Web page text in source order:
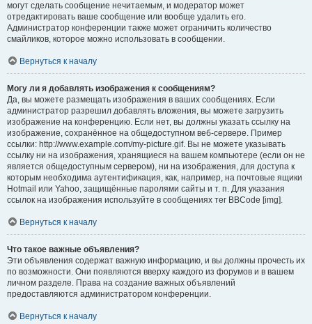
могут сделать сообщение нечитаемым, и модератор может
отредактировать ваше сообщение или вообще удалить его.
Администратор конференции также может ограничить количество
смайликов, которое можно использовать в сообщении.
Вернуться к началу
Могу ли я добавлять изображения к сообщениям?
Да, вы можете размещать изображения в ваших сообщениях. Если
администратор разрешил добавлять вложения, вы можете загрузить
изображение на конференцию. Если нет, вы должны указать ссылку на
изображение, сохранённое на общедоступном веб-сервере. Пример
ссылки: http://www.example.com/my-picture.gif. Вы не можете указывать
ссылку ни на изображения, хранящиеся на вашем компьютере (если он не
является общедоступным сервером), ни на изображения, для доступа к
которым необходима аутентификация, как, например, на почтовые ящики
Hotmail или Yahoo, защищённые паролями сайты и т. п. Для указания
ссылок на изображения используйте в сообщениях тег BBCode [img].
Вернуться к началу
Что такое важные объявления?
Эти объявления содержат важную информацию, и вы должны прочесть их
по возможности. Они появляются вверху каждого из форумов и в вашем
личном разделе. Права на создание важных объявлений
предоставляются администратором конференции.
Вернуться к началу